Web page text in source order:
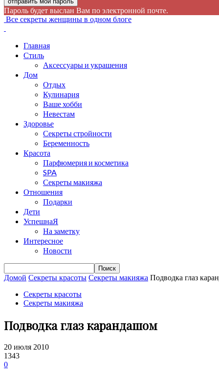
Пароль будет выслан Вам по электронной почте.
Все секреты женщины в одном блоге
Главная
Стиль
Аксессуары и украшения
Дом
Отдых
Кулинария
Ваше хобби
Невестам
Здоровье
Секреты стройности
Беременность
Красота
Парфюмерия и косметика
SPA
Секреты макияжа
Отношения
Подарки
Дети
УспешнаЯ
На заметку
Интересное
Новости
Домой Секреты красоты Секреты макияжа Подводка глаз
Секреты красоты
Секреты макияжа
Подводка глаз карандашом
20 июля 2010
1343
0